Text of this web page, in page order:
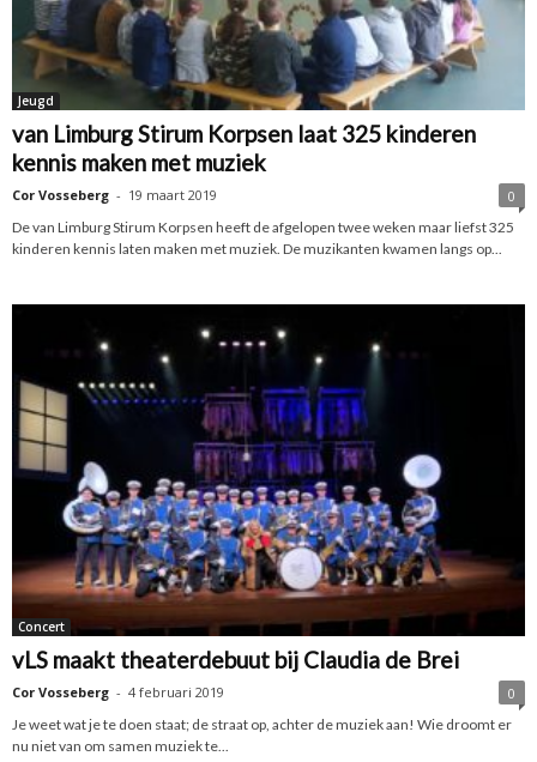
Jeugd
van Limburg Stirum Korpsen laat 325 kinderen
kennis maken met muziek
Cor Vosseberg - 19 maart 2019
0
De van Limburg Stirum Korpsen heeft de afgelopen twee weken maar liefst 325
kinderen kennis laten maken met muziek. De muzikanten kwamen langs op...
Concert
vLS maakt theaterdebuut bij Claudia de Brei
Cor Vosseberg - 4 februari 2019
0
Je weet wat je te doen staat; de straat op, achter de muziek aan! Wie droomt er
nu niet van om samen muziek te...